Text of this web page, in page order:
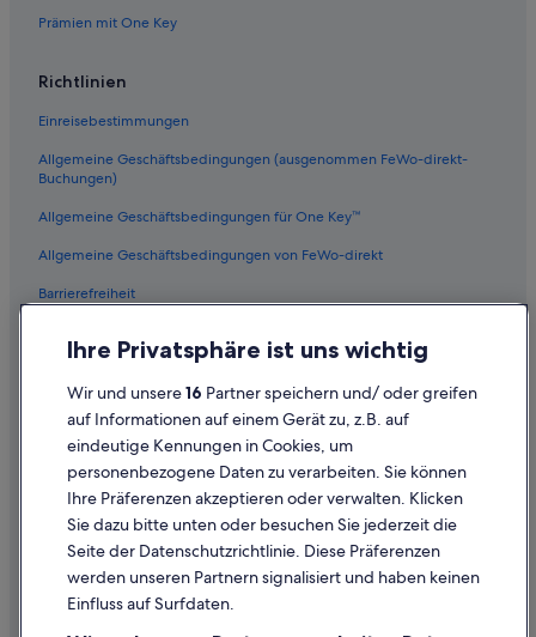
Prämien mit One Key
Richtlinien
Einreisebestimmungen
Allgemeine Geschäftsbedingungen (ausgenommen FeWo-direkt-
Buchungen)
Allgemeine Geschäftsbedingungen für One Key™
Allgemeine Geschäftsbedingungen von FeWo-direkt
Barrierefreiheit
Inhaltsrichtlinien und Melden von Inhalten
Hilfe
Hilfe
Flug stornieren
Ihre Privatsphäre ist uns wichtig
Wir und unsere16 Partner speichern und/ oder greifen
auf Informationen auf einem Gerät zu, z.B. auf
eindeutige Kennungen in Cookies, um
personenbezogene Daten zu verarbeiten. Sie können
Ihre Präferenzen akzeptieren oder verwalten. Klicken
Sie dazu bitte unten oder besuchen Sie jederzeit die
Seite der Datenschutzrichtlinie. Diese Präferenzen
werden unseren Partnern signalisiert und haben keinen
Einfluss auf Surfdaten.